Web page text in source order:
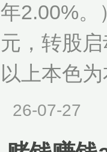
年2.00%。
元，转股
以上本色
26-07-27